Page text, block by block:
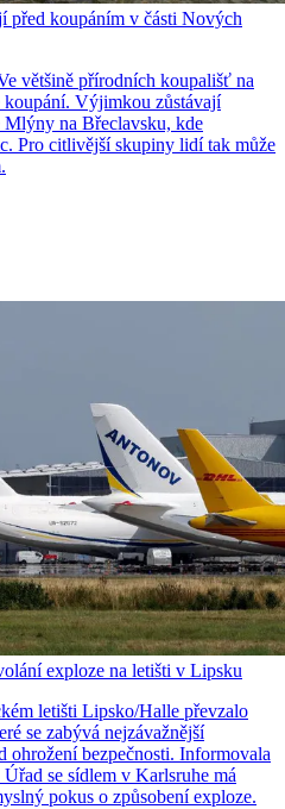
před koupáním v části Nových
většině přírodních koupališť na
Výjimkou zůstávají
na Břeclavsku, kde
Pro citlivější skupiny lidí tak může
exploze na letišti v Lipsku
letišti Lipsko/Halle převzalo
se zabývá nejzávažnější
bezpečnosti. Informovala
se sídlem v Karlsruhe má
pokus o způsobení exploze.